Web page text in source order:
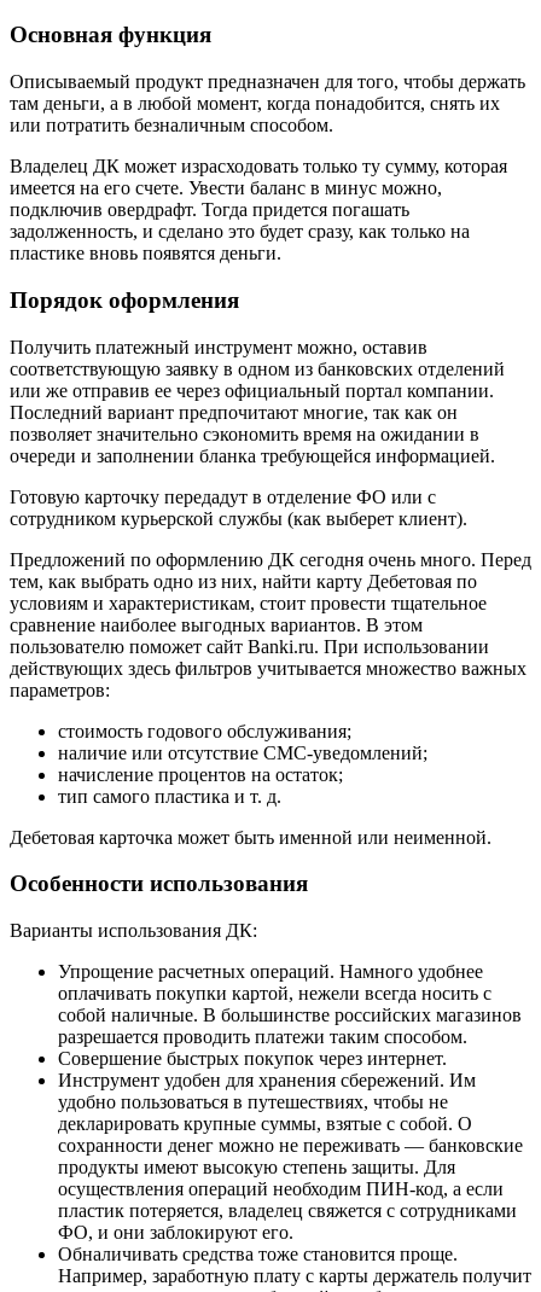
Основная функция
Описываемый продукт предназначен для того, чтобы держать
там деньги, а в любой момент, когда понадобится, снять их
или потратить безналичным способом.
Владелец ДК может израсходовать только ту сумму, которая
имеется на его счете. Увести баланс в минус можно,
подключив овердрафт. Тогда придется погашать
задолженность, и сделано это будет сразу, как только на
пластике вновь появятся деньги.
Порядок оформления
Получить платежный инструмент можно, оставив
соответствующую заявку в одном из банковских отделений
или же отправив ее через официальный портал компании.
Последний вариант предпочитают многие, так как он
позволяет значительно сэкономить время на ожидании в
очереди и заполнении бланка требующейся информацией.
Готовую карточку передадут в отделение ФО или с
сотрудником курьерской службы (как выберет клиент).
Предложений по оформлению ДК сегодня очень много. Перед
тем, как выбрать одно из них, найти карту Дебетовая по
условиям и характеристикам, стоит провести тщательное
сравнение наиболее выгодных вариантов. В этом
пользователю поможет сайт Banki.ru. При использовании
действующих здесь фильтров учитывается множество важных
параметров:
стоимость годового обслуживания;
наличие или отсутствие СМС-уведомлений;
начисление процентов на остаток;
тип самого пластика и т. д.
Дебетовая карточка может быть именной или неименной.
Особенности использования
Варианты использования ДК:
Упрощение расчетных операций. Намного удобнее
оплачивать покупки картой, нежели всегда носить с
собой наличные. В большинстве российских магазинов
разрешается проводить платежи таким способом.
Совершение быстрых покупок через интернет.
Инструмент удобен для хранения сбережений. Им
удобно пользоваться в путешествиях, чтобы не
декларировать крупные суммы, взятые с собой. О
сохранности денег можно не переживать — банковские
продукты имеют высокую степень защиты. Для
осуществления операций необходим ПИН-код, а если
пластик потеряется, владелец свяжется с сотрудниками
ФО, и они заблокируют его.
Обналичивать средства тоже становится проще.
Например, заработную плату с карты держатель получит